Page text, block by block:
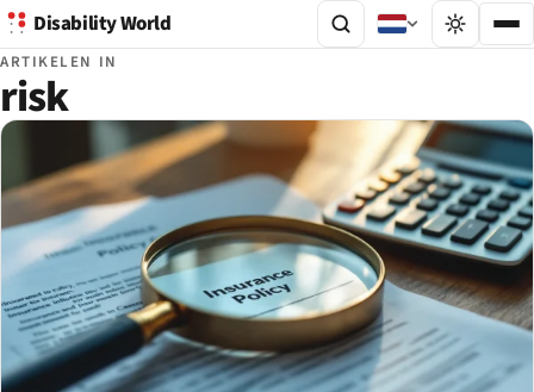
Disability World
ARTIKELEN IN
risk